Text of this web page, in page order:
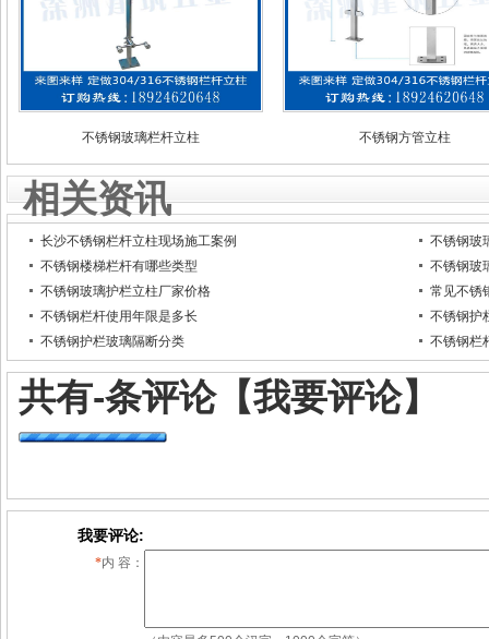
不锈钢玻璃栏杆立柱 不锈钢方管立柱
相关资讯
长沙不锈钢栏杆立柱现场施工案例
不锈钢玻
不锈钢楼梯栏杆有哪些类型
不锈钢玻
不锈钢玻璃护栏立柱厂家价格
常见不锈
不锈钢栏杆使用年限是多长
不锈钢护
不锈钢护栏玻璃隔断分类
不锈钢栏
共有-条评论【我要评论】
我要评论:
*内 容：